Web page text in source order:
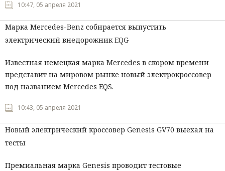
10:47, 05 апреля 2021
Марка Mercedes-Benz собирается выпустить
электрический внедорожник EQG
Известная немецкая марка Mercedes в скором времени
представит на мировом рынке новый электрокроссовер
под названием Mercedes EQS.
10:43, 05 апреля 2021
Новый электрический кроссовер Genesis GV70 выехал на
тесты
Премиальная марка Genesis проводит тестовые